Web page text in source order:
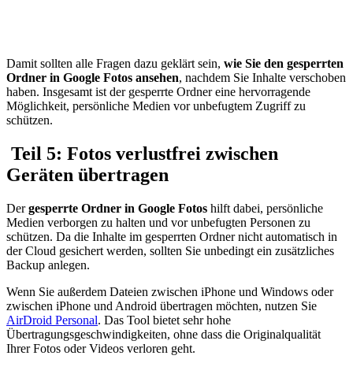
Damit sollten alle Fragen dazu geklärt sein, wie Sie den gesperrten
Ordner in Google Fotos ansehen, nachdem Sie Inhalte verschoben
haben. Insgesamt ist der gesperrte Ordner eine hervorragende
Möglichkeit, persönliche Medien vor unbefugtem Zugriff zu
schützen.
Teil 5: Fotos verlustfrei zwischen
Geräten übertragen
Dergesperrte Ordner in Google Fotos hilft dabei, persönliche
Medien verborgen zu halten und vor unbefugten Personen zu
schützen. Da die Inhalte im gesperrten Ordner nicht automatisch in
der Cloud gesichert werden, sollten Sie unbedingt ein zusätzliches
Backup anlegen.
Wenn Sie außerdem Dateien zwischen iPhone und Windows oder
zwischen iPhone und Android übertragen möchten, nutzen Sie
AirDroid Personal. Das Tool bietet sehr hohe
Übertragungsgeschwindigkeiten, ohne dass die Originalqualität
Ihrer Fotos oder Videos verloren geht.